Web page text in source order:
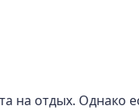
на отдых. Однако